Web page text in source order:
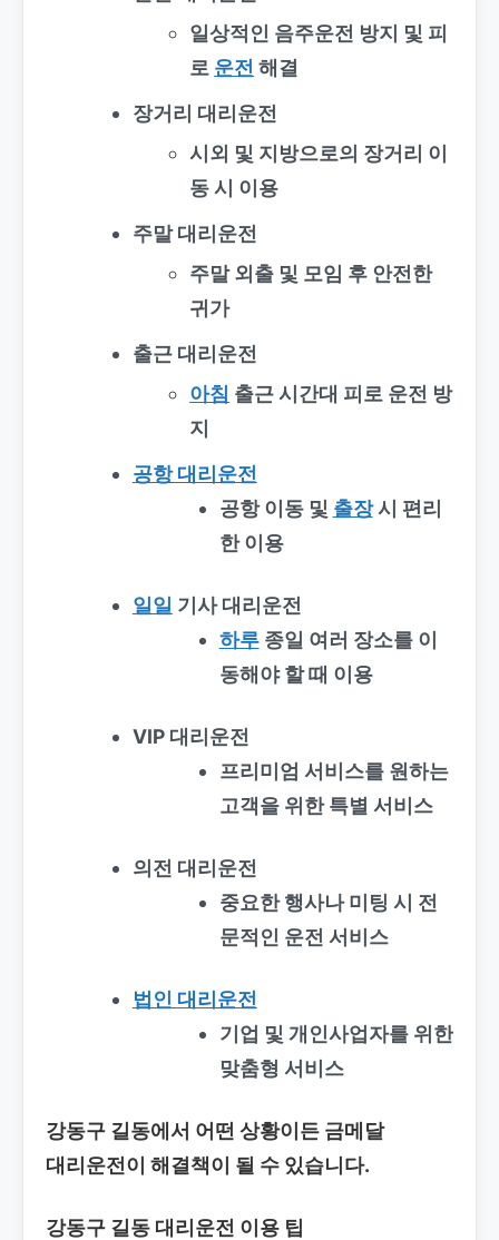
일상적인 음주운전 방지 및 피
로 운전 해결
장거리 대리운전
시외 및 지방으로의 장거리 이
동 시 이용
주말 대리운전
주말 외출 및 모임 후 안전한
귀가
출근 대리운전
아침 출근 시간대 피로 운전 방
지
공항 대리운전
공항 이동 및 출장시 편리
한 이용
일일 기사 대리운전
하루종일 여러 장소를 이
동해야 할 때 이용
VIP 대리운전
프리미엄 서비스를 원하는
고객을 위한 특별 서비스
의전 대리운전
중요한 행사나 미팅 시 전
문적인 운전 서비스
법인 대리운전
기업 및 개인사업자를 위한
맞춤형 서비스
강동구 길동에서 어떤 상황이든 금메달
대리운전이 해결책이 될 수 있습니다.
강동구 길동 대리운전 이용 팁